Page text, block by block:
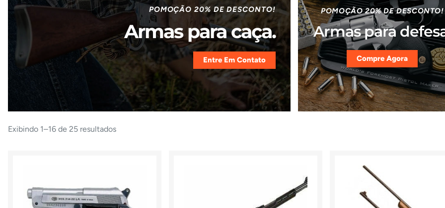
POMOÇÃO 20% DE DESCONTO!
Armas para caça.
Entre Em Contato
POMOÇÃO 20% DE DESCONTO!
Armas para
Compre Agora
Exibindo 1–16 de 25 resultados